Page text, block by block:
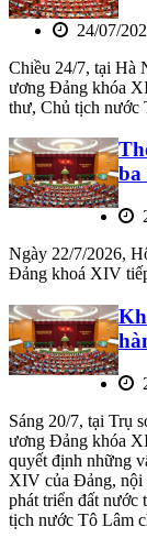
24/07/
Chiều 24/7, tại Hà
ương Đảng khóa
thư, Chủ tịch nước
ba
Ngày 22/7/2026,
Đảng khoá XIV
Sáng 20/7, tại Trụ
ương Đảng khóa
quyết định những
XIV của Đảng, nội
phát triển đất
tịch nước Tô Lâm